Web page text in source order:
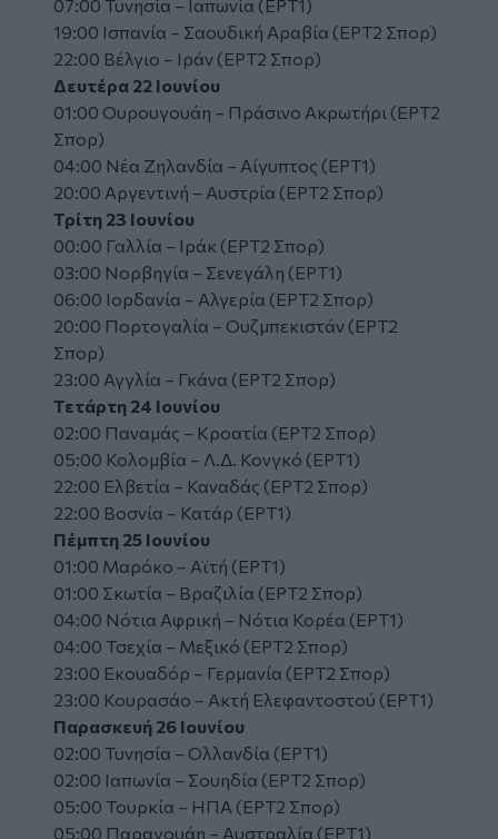
07:00 Τυνησία – Ιαπωνία (ΕΡΤ1)
19:00 Ισπανία – Σαουδική Αραβία (ΕΡΤ2 Σπορ)
22:00 Βέλγιο – Ιράν (ΕΡΤ2 Σπορ)
Δευτέρα 22 Ιουνίου
01:00 Ουρουγουάη – Πράσινο Ακρωτήρι (ΕΡΤ2
Σπορ)
04:00 Νέα Ζηλανδία – Αίγυπτος (ΕΡΤ1)
20:00 Αργεντινή – Αυστρία (ΕΡΤ2 Σπορ)
Τρίτη 23 Ιουνίου
00:00 Γαλλία – Ιράκ (ΕΡΤ2 Σπορ)
03:00 Νορβηγία – Σενεγάλη (ΕΡΤ1)
06:00 Ιορδανία – Αλγερία (ΕΡΤ2 Σπορ)
20:00 Πορτογαλία – Ουζμπεκιστάν (ΕΡΤ2
Σπορ)
23:00 Αγγλία – Γκάνα (ΕΡΤ2 Σπορ)
Τετάρτη 24 Ιουνίου
02:00 Παναμάς – Κροατία (ΕΡΤ2 Σπορ)
05:00 Κολομβία – Λ.Δ. Κονγκό (ΕΡΤ1)
22:00 Ελβετία – Καναδάς (ΕΡΤ2 Σπορ)
22:00 Βοσνία – Κατάρ (ΕΡΤ1)
Πέμπτη 25 Ιουνίου
01:00 Μαρόκο – Αϊτή (ΕΡΤ1)
01:00 Σκωτία – Βραζιλία (ΕΡΤ2 Σπορ)
04:00 Νότια Αφρική – Νότια Κορέα (ΕΡΤ1)
04:00 Τσεχία – Μεξικό (ΕΡΤ2 Σπορ)
23:00 Εκουαδόρ – Γερμανία (ΕΡΤ2 Σπορ)
23:00 Κουρασάο – Ακτή Ελεφαντοστού (ΕΡΤ1)
Παρασκευή 26 Ιουνίου
02:00 Τυνησία – Ολλανδία (ΕΡΤ1)
02:00 Ιαπωνία – Σουηδία (ΕΡΤ2 Σπορ)
05:00 Τουρκία – ΗΠΑ (ΕΡΤ2 Σπορ)
05:00 Παραγουάη – Αυστραλία (ΕΡΤ1)